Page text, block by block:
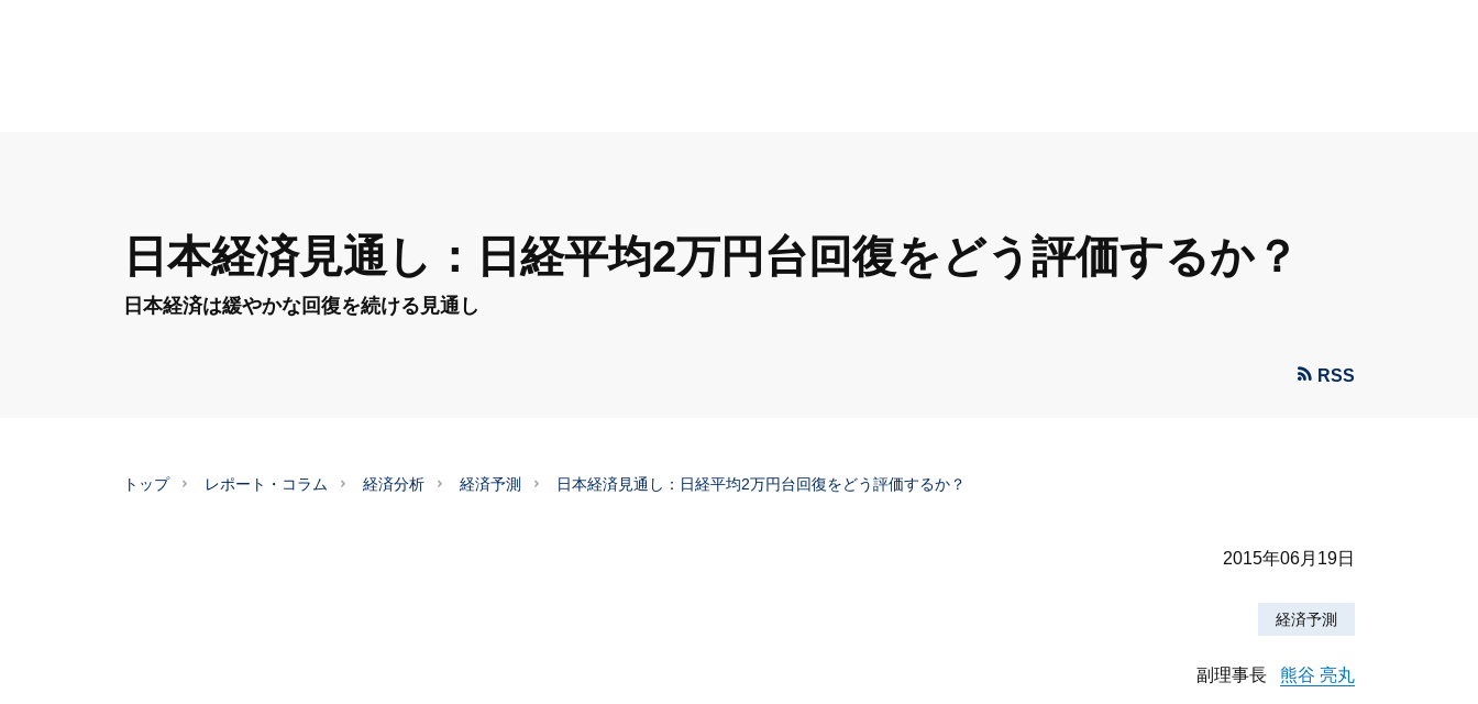
日本経済見通し：日経平均2万円台回復をどう評価するか？
日本経済は緩やかな回復を続ける見通し
RSS
トップ レポート・コラム 経済分析 経済予測 日本経済見通し：日経平均2万円台回復をどう評価するか？
2015年06月19日
経済予測
副理事長 熊谷 亮丸